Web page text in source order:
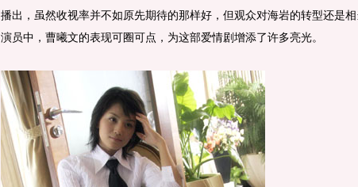
播出，虽然收视率并不如原先期待的那样好，但观众对海岩的转型还是
演员中，曹曦文的表现可圈可点，为这部爱情剧增添了许多亮光。